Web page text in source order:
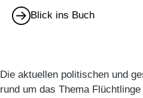
Blick ins Buch
Die aktuellen politischen und
rund um das Thema